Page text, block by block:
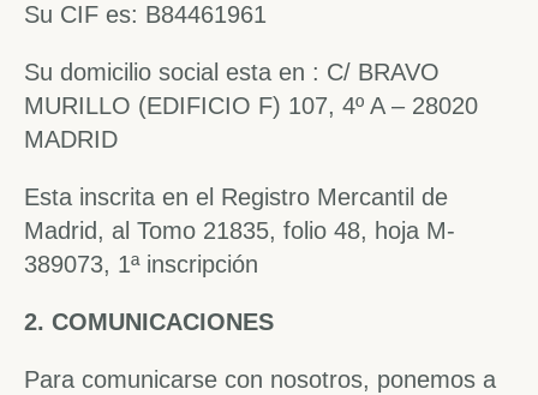
Su CIF es: B84461961
Su domicilio social esta en : C/ BRAVO
MURILLO (EDIFICIO F) 107, 4º A – 28020
MADRID
Esta inscrita en el Registro Mercantil de
Madrid, al Tomo 21835, folio 48, hoja M-
389073, 1ª inscripción
2. COMUNICACIONES
Para comunicarse con nosotros, ponemos a